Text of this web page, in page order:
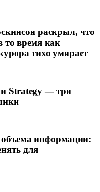
раскрыл, что
то время как
тихо умирает
Strategy — три
информации:
для